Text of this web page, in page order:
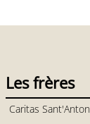
Les frères
Caritas